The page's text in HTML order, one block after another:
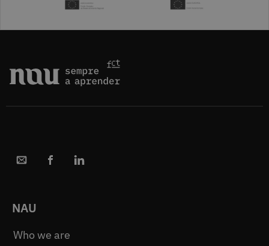
NAU
Who we are